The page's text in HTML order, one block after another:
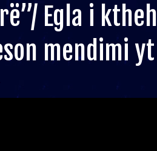
Egla i
mendimi yt